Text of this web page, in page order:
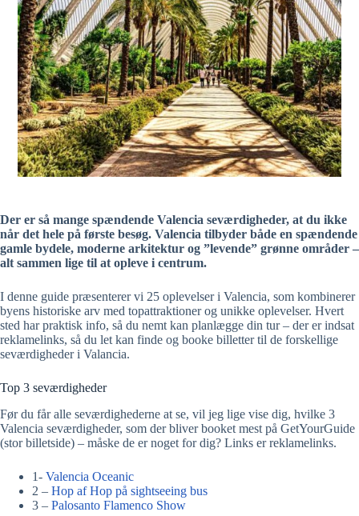
Der er så mange spændende Valencia seværdigheder, at du ikke
når det hele på første besøg. Valencia tilbyder både en spændende
gamle bydele, moderne arkitektur og ”levende” grønne områder –
alt sammen lige til at opleve i centrum.
I denne guide præsenterer vi 25 oplevelser i Valencia, som kombinerer
byens historiske arv med topattraktioner og unikke oplevelser. Hvert
sted har praktisk info, så du nemt kan planlægge din tur – der er indsat
reklamelinks, så du let kan finde og booke billetter til de forskellige
seværdigheder i Valancia.
Top 3 seværdigheder
Før du får alle seværdighederne at se, vil jeg lige vise dig, hvilke 3
Valencia seværdigheder, som der bliver booket mest på GetYourGuide
(stor billetside) – måske de er noget for dig? Links er reklamelinks.
1- Valencia Oceanic
2 – Hop af Hop på sightseeing bus
3 – Palosanto Flamenco Show